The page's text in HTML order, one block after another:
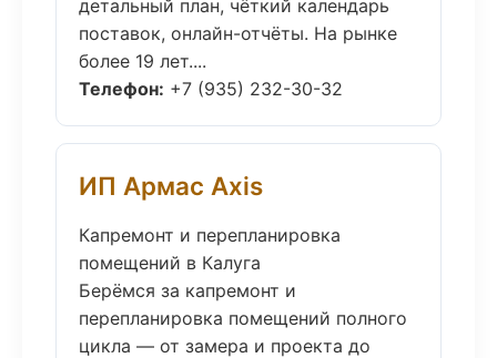
детальный план, чёткий календарь
поставок, онлайн-отчёты. На рынке
более 19 лет....
Телефон: +7 (935) 232-30-32
ИП Армас Axis
Капремонт и перепланировка
помещений в Калуга
Берёмся за капремонт и
перепланировка помещений полного
цикла — от замера и проекта до